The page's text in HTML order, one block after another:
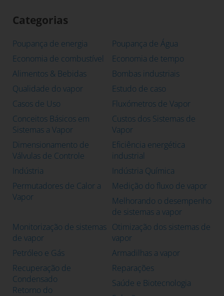
Categorias
Poupança de energia
Poupança de Água
Economia de combustível
Economia de tempo
Alimentos & Bebidas
Bombas industriais
Qualidade do vapor
Estudo de caso
Casos de Uso
Fluxómetros de Vapor
Conceitos Básicos em
Sistemas a Vapor
Custos dos Sistemas de
Vapor
Dimensionamento de
Válvulas de Controle
Eficiência energética
industrial
Indústria
Indústria Química
Permutadores de Calor a
Vapor
Medição do fluxo de vapor
Melhorando o desempenho
de sistemas a vapor
Monitorização de sistemas
de vapor
Otimização dos sistemas de
vapor
Petróleo e Gás
Armadilhas a vapor
Recuperação de
Condensado
Retorno do
Reparações
Saúde e Biotecnologia